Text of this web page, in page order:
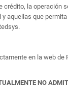
la operación
aquellas que
en la web
NO